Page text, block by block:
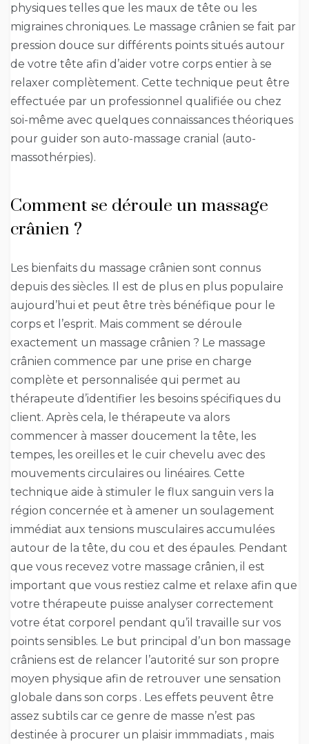
physiques telles que les maux de tête ou les
migraines chroniques. Le massage crânien se fait par
pression douce sur différents points situés autour
de votre tête afin d’aider votre corps entier à se
relaxer complètement. Cette technique peut être
effectuée par un professionnel qualifiée ou chez
soi-même avec quelques connaissances théoriques
pour guider son auto-massage cranial (auto-
massothérpies).
Comment se déroule un massage
crânien ?
Les bienfaits du massage crânien sont connus
depuis des siècles. Il est de plus en plus populaire
aujourd’hui et peut être très bénéfique pour le
corps et l’esprit. Mais comment se déroule
exactement un massage crânien ? Le massage
crânien commence par une prise en charge
complète et personnalisée qui permet au
thérapeute d’identifier les besoins spécifiques du
client. Après cela, le thérapeute va alors
commencer à masser doucement la tête, les
tempes, les oreilles et le cuir chevelu avec des
mouvements circulaires ou linéaires. Cette
technique aide à stimuler le flux sanguin vers la
région concernée et à amener un soulagement
immédiat aux tensions musculaires accumulées
autour de la tête, du cou et des épaules. Pendant
que vous recevez votre massage crânien, il est
important que vous restiez calme et relaxe afin que
votre thérapeute puisse analyser correctement
votre état corporel pendant qu’il travaille sur vos
points sensibles. Le but principal d’un bon massage
crâniens est de relancer l’autorité sur son propre
moyen physique afin de retrouver une sensation
globale dans son corps . Les effets peuvent être
assez subtils car ce genre de masse n’est pas
destinée à procurer un plaisir immmadiats , mais